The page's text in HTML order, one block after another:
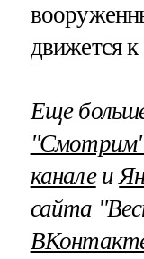
движется
Еще
каналеи
сайта